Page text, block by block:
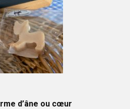
d’âne ou cœur